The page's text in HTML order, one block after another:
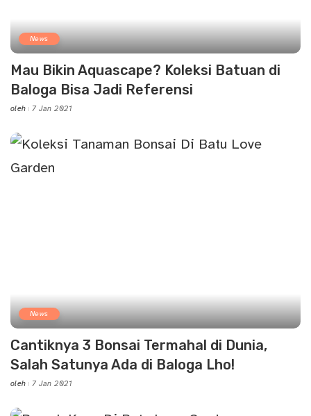
News
Mau Bikin Aquascape? Koleksi Batuan di
Baloga Bisa Jadi Referensi
Posted
oleh 7 Jan 2021
News
Cantiknya 3 Bonsai Termahal di Dunia,
Salah Satunya Ada di Baloga Lho!
Posted
oleh 7 Jan 2021